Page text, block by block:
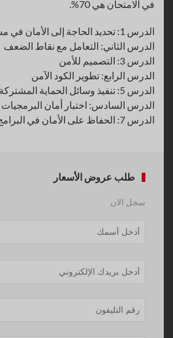
في الامتحان هي 70%.
الدرس 1: تحديد الحاجة إلى الأمان في مشاريعك البرمجية
الدرس الثاني: التعامل مع نقاط الضعف
الدرس 3: التصميم للأمن
الدرس الرابع: تطوير الكود الآمن
الدرس 5: تنفيذ وسائل الحماية المشتركة
الدرس السادس: اختبار أمان البرمجيات
الدرس 7: الحفاظ على الأمان في البرامج المنشورة
طلب عروض الأسعار
سجل الان